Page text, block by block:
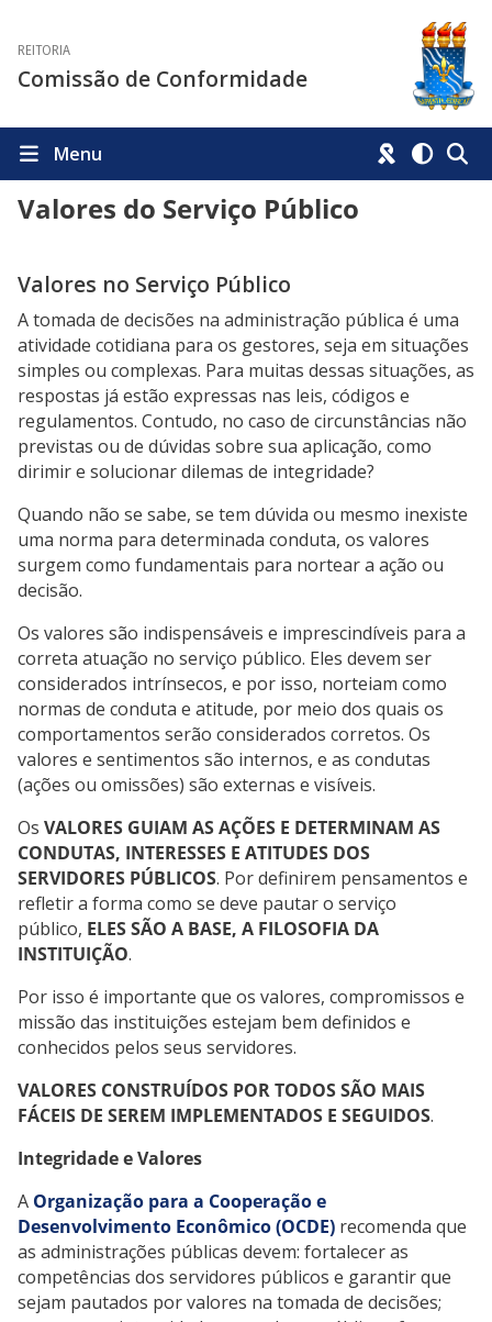
REITORIA
Comissão de Conformidade
Menu
Valores do Serviço Público
Valores no Serviço Público
A tomada de decisões na administração pública é uma
atividade cotidiana para os gestores, seja em situações
simples ou complexas. Para muitas dessas situações, as
respostas já estão expressas nas leis, códigos e
regulamentos. Contudo, no caso de circunstâncias não
previstas ou de dúvidas sobre sua aplicação, como
dirimir e solucionar dilemas de integridade?
Quando não se sabe, se tem dúvida ou mesmo inexiste
uma norma para determinada conduta, os valores
surgem como fundamentais para nortear a ação ou
decisão.
Os valores são indispensáveis e imprescindíveis para a
correta atuação no serviço público. Eles devem ser
considerados intrínsecos, e por isso, norteiam como
normas de conduta e atitude, por meio dos quais os
comportamentos serão considerados corretos. Os
valores e sentimentos são internos, e as condutas
(ações ou omissões) são externas e visíveis.
Os VALORES GUIAM AS AÇÕES E DETERMINAM AS
CONDUTAS, INTERESSES E ATITUDES DOS
SERVIDORES PÚBLICOS. Por definirem pensamentos e
refletir a forma como se deve pautar o serviço
público, ELES SÃO A BASE, A FILOSOFIA DA
INSTITUIÇÃO.
Por isso é importante que os valores, compromissos e
missão das instituições estejam bem definidos e
conhecidos pelos seus servidores.
VALORES CONSTRUÍDOS POR TODOS SÃO MAIS
FÁCEIS DE SEREM IMPLEMENTADOS E SEGUIDOS.
Integridade e Valores
A Organização para a Cooperação e
Desenvolvimento Econômico (OCDE) recomenda que
as administrações públicas devem: fortalecer as
competências dos servidores públicos e garantir que
sejam pautados por valores na tomada de decisões;